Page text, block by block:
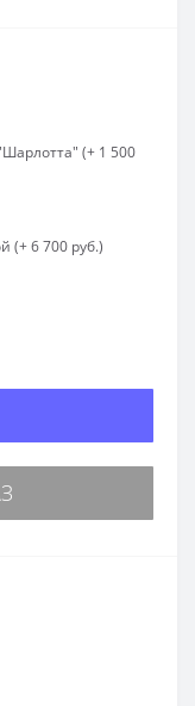
(+ 1 500
(+ 6 700 руб.)